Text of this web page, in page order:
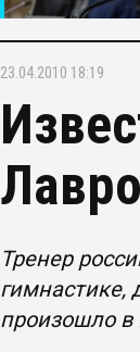
23.04.2010 18:19
Тренер
гимнастике,
произошло в